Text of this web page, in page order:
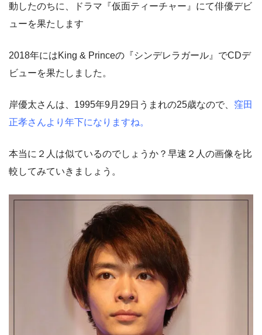
動したのちに、ドラマ『仮面ティーチャー』にて俳優デビ
ューを果たします
2018年にはKing & Princeの『シンデレラガール』でCDデ
ビューを果たしました。
岸優太さんは、1995年9月29日うまれの25歳なので、 窪田
正孝さんより年下になりますね。
本当に２人は似ているのでしょうか？早速２人の画像を比
較してみていきましょう。